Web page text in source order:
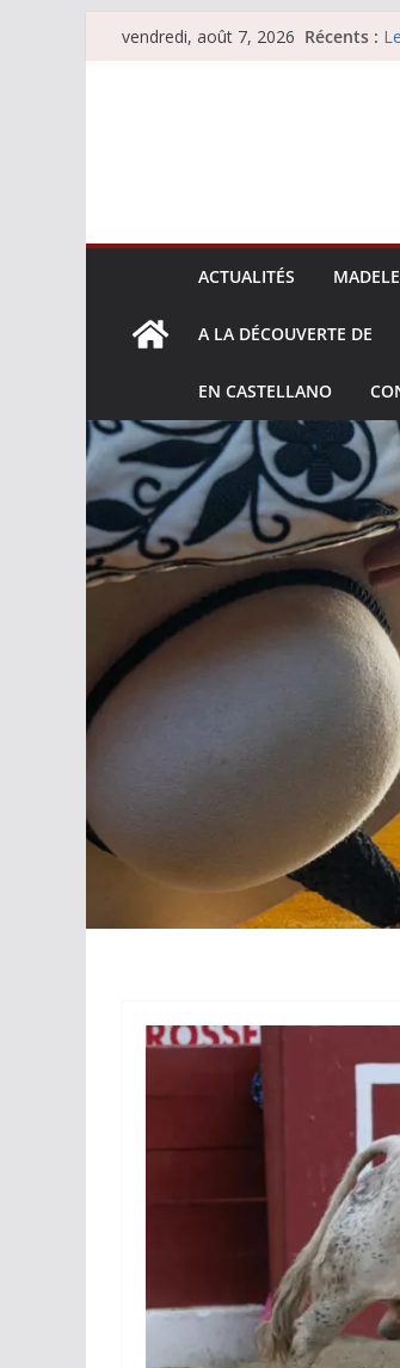
Passervendredi, août 7, 2026 Récents :
ACTUALITÉS
A LA DÉCOUVERTE DE
EN CASTELLANO